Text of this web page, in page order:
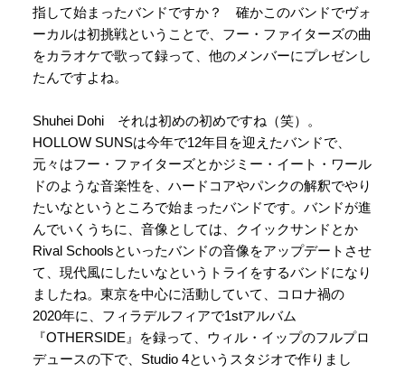
指して始まったバンドですか？ 確かこのバンドでヴォ
ーカルは初挑戦ということで、フー・ファイターズの曲
をカラオケで歌って録って、他のメンバーにプレゼンし
たんですよね。
Shuhei Dohi それは初めの初めですね（笑）。
HOLLOW SUNSは今年で12年目を迎えたバンドで、
元々はフー・ファイターズとかジミー・イート・ワール
ドのような音楽性を、ハードコアやパンクの解釈でやり
たいなというところで始まったバンドです。バンドが進
んでいくうちに、音像としては、クイックサンドとか
Rival Schoolsといったバンドの音像をアップデートさせ
て、現代風にしたいなというトライをするバンドになり
ましたね。東京を中心に活動していて、コロナ禍の
2020年に、フィラデルフィアで1stアルバム
『OTHERSIDE』を録って、ウィル・イップのフルプロ
デュースの下で、Studio 4というスタジオで作りまし